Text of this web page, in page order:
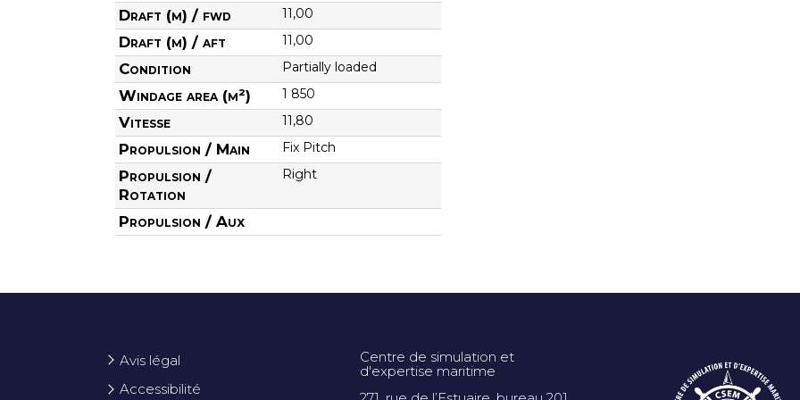
Draft (m) / fwd 11,00
Draft (m) / aft 11,00
Condition Partially loaded
Windage area (m²) 1 850
Vitesse 11,80
Propulsion / Main Fix Pitch
Propulsion /
Rotation
Right
Propulsion / Aux
Avis légal
Accessibilité
Centre de simulation et
d'expertise maritime